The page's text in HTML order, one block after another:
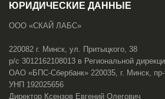
ЮРИДИЧЕСКИЕ ДАННЫЕ
ООО «СКАЙ ЛАБС»
220082 г. Минск, ул. Притыцкого, 38
р/с 3012162108013 в Региональной
ОАО «БПС-Сбербанк» 220035, г. Минск,
УНП 192025656
Директор Ксензов Евгений Олегович